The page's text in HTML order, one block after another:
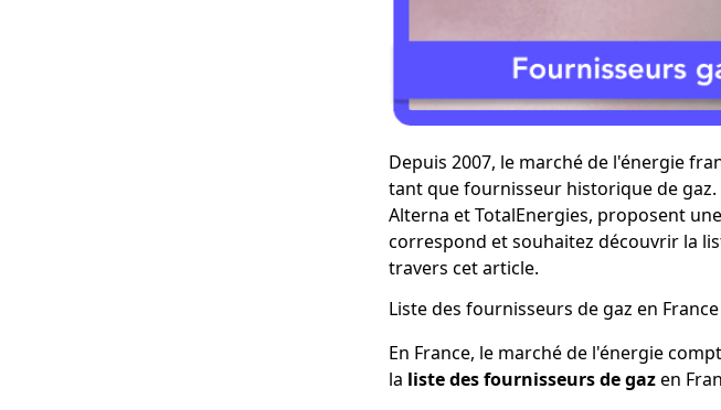
Depuis 2007, le marché de l'énergie
tant que fournisseur historique de
Alterna et TotalEnergies, proposent
correspond et souhaitez découvrir la
travers cet article.
Liste des fournisseurs de gaz en
En France, le marché de l'énergie
la liste des fournisseurs de gazen